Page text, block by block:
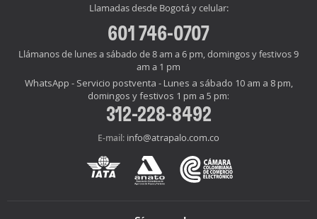
Llamadas desde Bogotá y celular:
601 746-0707
Llámanos de lunes a sábado de 8 am a 6 pm, domingos y festivos 9
am a 1 pm
WhatsApp - Servicio postventa - Lunes a sábado 10 am a 8 pm,
domingos y festivos 1 pm a 5 pm:
312-228-8492
E-mail: info@atrapalo.com.co